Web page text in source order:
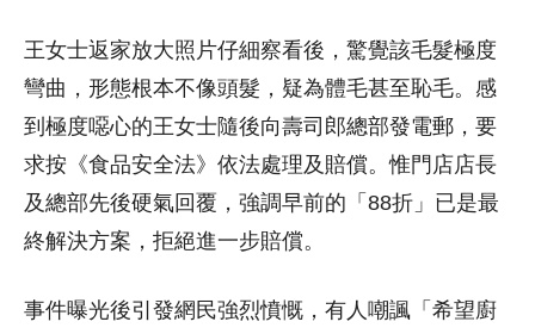
王女士返家放大照片仔細察看後，驚覺該毛髮極度
彎曲，形態根本不像頭髮，疑為體毛甚至恥毛。感
到極度噁心的王女士隨後向壽司郎總部發電郵，要
求按《食品安全法》依法處理及賠償。惟門店店長
及總部先後硬氣回覆，強調早前的「88折」已是最
終解決方案，拒絕進一步賠償。
事件曝光後引發網民強烈憤慨，有人嘲諷「希望廚